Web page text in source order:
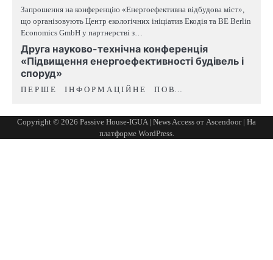
Запрошення на конференцію «Енергоефективна відбудова міст»,
що організовують Центр екологічних ініціатив Екодія та BE Berlin
Economics GmbH у партнерстві з…
Друга науково-технічна конференція
«Підвищення енергоефективності будівель і
споруд»
П Е Р Ш Е І Н Ф О Р М А Ц І Й Н Е П О В…
Copyright © 2026 Passive House-IGUA | News Access от Ascendoor| На
платформе WordPress.